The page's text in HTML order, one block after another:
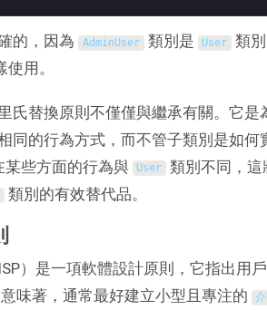
的，因為 AdminUser 類別是 User
類
用。
氏替換原則不僅僅與繼承有關。它
同的行為方式，而不管子類別是如何
些方面的行為與 User
類別不同，
類別的有效替代品。
）是一項軟體設計原則，它指出用
味著，通常最好建立小型且專注的